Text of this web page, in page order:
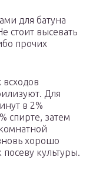
для батуна
стоит высевать
прочих
Для
в 2%
спирте, затем
хорошо
культуры.